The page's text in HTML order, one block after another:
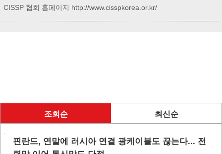
CISSP 협회 홈페이지 http://www.cisspkorea.or.kr/
조회순 최신순
핀란드, 연말에 러시아 연결 광케이블도 끊는다... 전